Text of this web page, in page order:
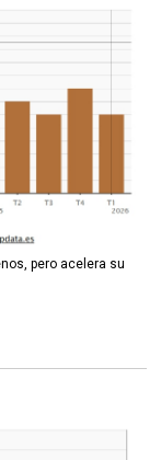
pero acelera su